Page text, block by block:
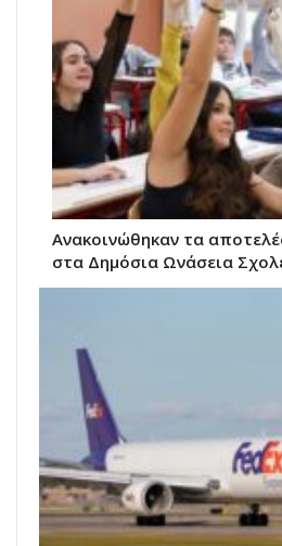
Ανακοινώθηκαν τα
στα Δημόσια Ωνάσεια